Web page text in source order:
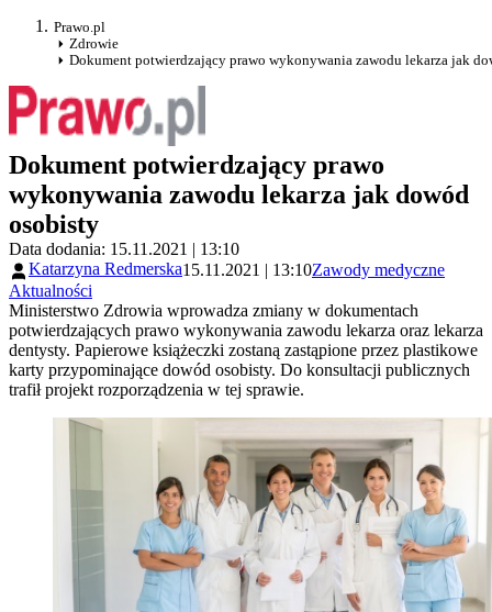
Prawo.pl
Zdrowie
Dokument potwierdzający prawo wykonywania zawodu lekarza jak
Dokument potwierdzający prawo
wykonywania zawodu lekarza jak dowód
osobisty
Data dodania: 15.11.2021 | 13:10
Katarzyna Redmerska15.11.2021 | 13:10Zawody medyczne
Aktualności
Ministerstwo Zdrowia wprowadza zmiany w dokumentach
potwierdzających prawo wykonywania zawodu lekarza oraz lekarza
dentysty. Papierowe książeczki zostaną zastąpione przez plastikowe
karty przypominające dowód osobisty. Do konsultacji publicznych
trafił projekt rozporządzenia w tej sprawie.